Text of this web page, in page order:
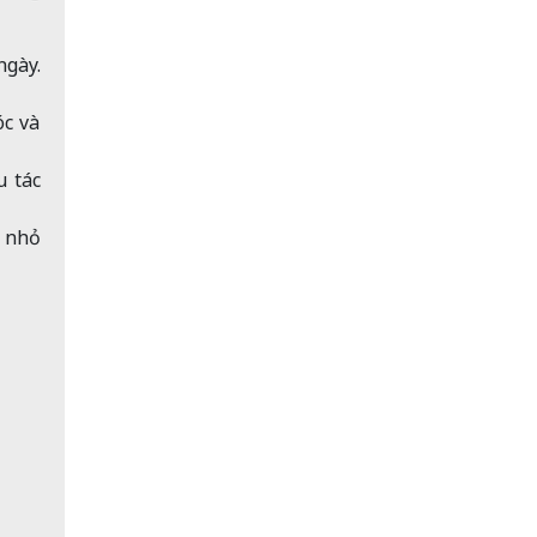
và
tác